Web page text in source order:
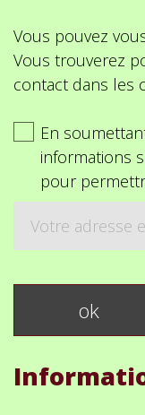
Vous pouvez
Vous trouverez
contact dans les
En
informations
pour